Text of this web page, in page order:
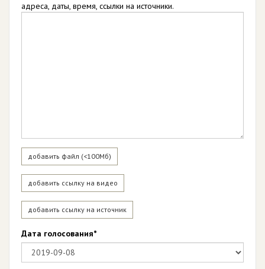
адреса, даты, время, ссылки на источники.
добавить файл (<100Мб)
добавить ссылку на видео
добавить ссылку на источник
Дата голосования*